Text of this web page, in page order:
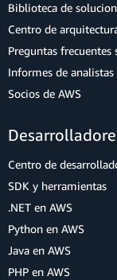
Biblioteca de
Centro de
Preguntas frecuentes
Informes de analistas
Socios de AWS
Centro de
SDK y herramientas
.NET en AWS
Python en AWS
Java en AWS
PHP en AWS